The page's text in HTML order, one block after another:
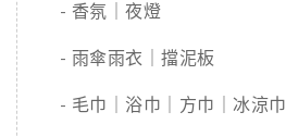
- 香氛｜夜燈
- 雨傘雨衣｜擋泥板
- 毛巾｜浴巾｜方巾｜冰涼巾